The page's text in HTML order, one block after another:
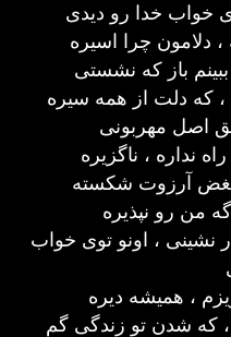
خواب خدا رو دیدی
چرا اسیره
باز که نشستی
که دلت از همه سیره
اصل مهربونی
نداره ، ناگزیره
آرزوت شکسته
من رو نپذیره
نشینی ، اونو توی خواب
، همیشه دیره
که شدن تو زندگی گم